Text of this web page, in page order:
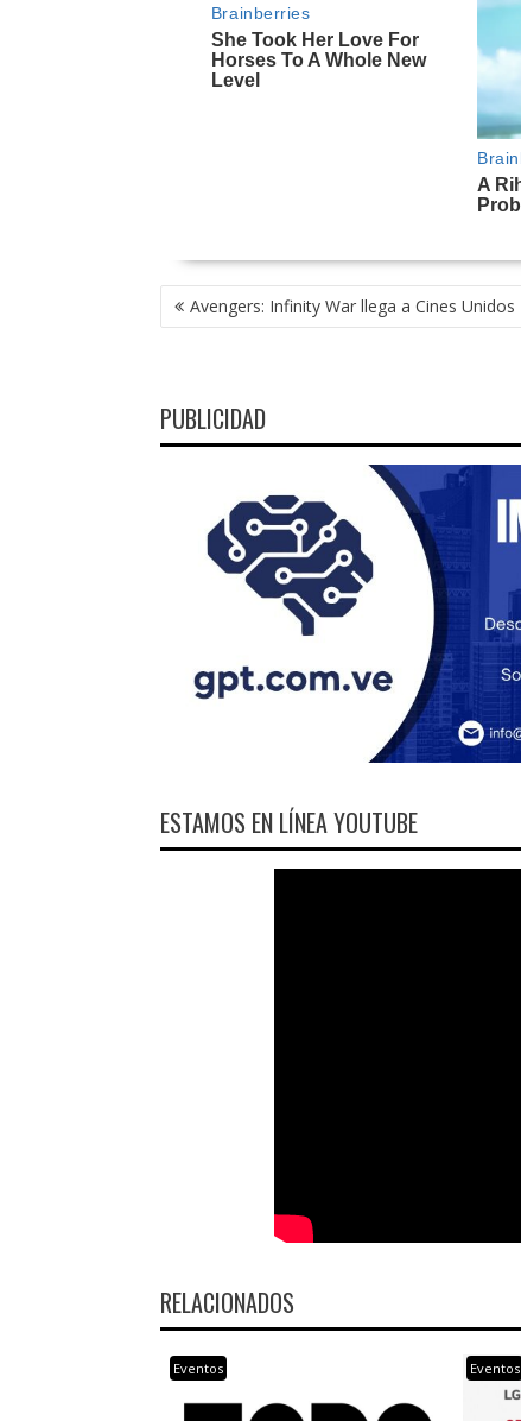
NAVEGACIÓN
DE Avengers: Infinity War llega a Cines Unidos
PUBLICIDAD
ESTAMOS EN LÍNEA YOUTUBE
RELACIONADOS
Eventos Eventos